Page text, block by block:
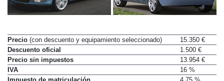
Precio (con descuento y equipamiento seleccionado)
15.350 €
Descuento oficial
1.500 €
Precio sin impuestos
13.954 €
IVA
16 %